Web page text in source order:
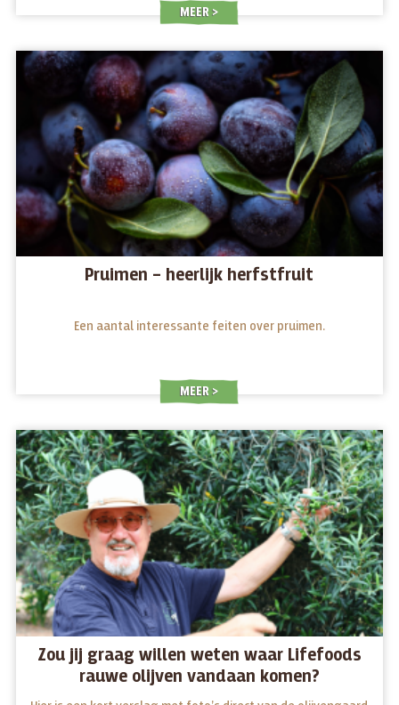
MEER
Pruimen – heerlijk herfstfruit
Een aantal interessante feiten over pruimen.
MEER
Zou jij graag willen weten waar Lifefoods
rauwe olijven vandaan komen?